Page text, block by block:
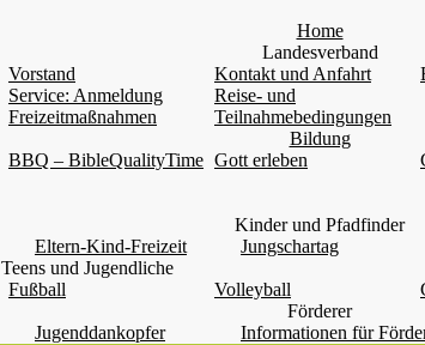
Home
Landesverband
Vorstand Kontakt und Anfahrt
Service: Anmeldung
Freizeitmaßnahmen
Reise- und
Teilnahmebedingungen
Bildung
BBQ – BibleQualityTime Gott erleben
Kinder und Pfadfinder
Eltern-Kind-Freizeit Jungschartag
Teens und Jugendliche
Fußball Volleyball
Förderer
Jugenddankopfer Informationen für